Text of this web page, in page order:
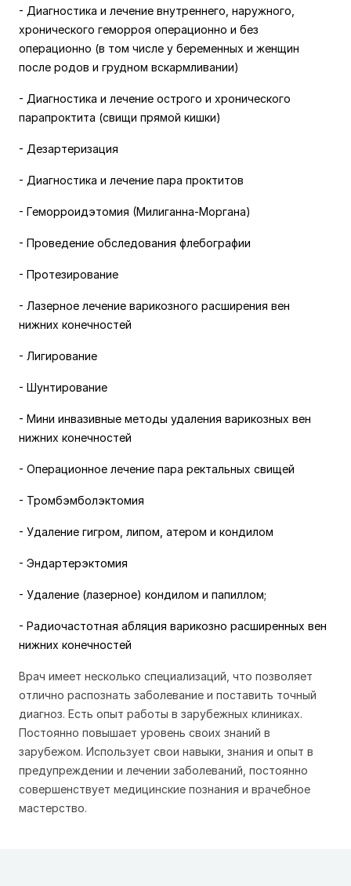
- Диагностика и лечение внутреннего, наружного,
хронического геморроя операционно и без
операционно (в том числе у беременных и женщин
после родов и грудном вскармливании)
- Диагностика и лечение острого и хронического
парапроктита (свищи прямой кишки)
- Дезартеризация
- Диагностика и лечение пара проктитов
- Геморроидэтомия (Милиганна-Моргана)
- Проведение обследования флебографии
- Протезирование
- Лазерное лечение варикозного расширения вен
нижних конечностей
- Лигирование
- Шунтирование
- Мини инвазивные методы удаления варикозных вен
нижних конечностей
- Операционное лечение пара ректальных свищей
- Тромбэмболэктомия
- Удаление гигром, липом, атером и кондилом
- Эндартерэктомия
- Удаление (лазерное) кондилом и папиллом;
- Радиочастотная абляция варикозно расширенных вен
нижних конечностей
Врач имеет несколько специализаций, что позволяет
отлично распознать заболевание и поставить точный
диагноз. Есть опыт работы в зарубежных клиниках.
Постоянно повышает уровень своих знаний в
зарубежом. Использует свои навыки, знания и опыт в
предупреждении и лечении заболеваний, постоянно
совершенствует медицинские познания и врачебное
мастерство.